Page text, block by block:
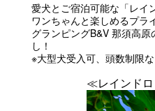
愛犬とご宿泊可能な「レイ
ワンちゃんと楽しめるプラ
グランピングB&V 那須高
し！
※大型犬受入可、頭数制限
≪レインド